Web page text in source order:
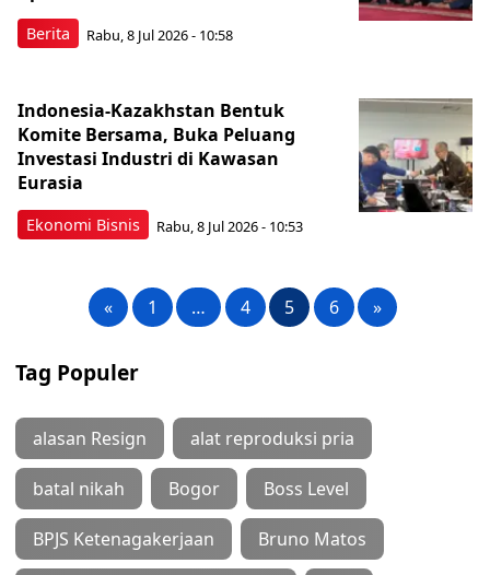
Berita Rabu, 8 Jul 2026 - 10:58
Ekonomi Bisnis
Indonesia-Kazakhstan Bentuk
Komite Bersama, Buka Peluang
Investasi Industri di Kawasan
Eurasia
Rabu, 8 Jul 2026 - 10:53
« 1 … 4 5 6 »
Tag Populer
alasan Resign alat reproduksi pria
batal nikah Bogor Boss Level
BPJS Ketenagakerjaan Bruno Matos